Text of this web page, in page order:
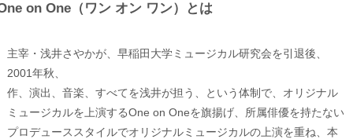
on One（ワン オン ワン）とは
主宰・浅井さやかが、早稲田大学ミュージカル研究会を引退後、
2001年秋、
作、演出、音楽、すべてを浅井が担う、という体制で、オリジナル
ミュージカルを上演するOne on Oneを旗揚げ、所属俳優を持たない
プロデューススタイルでオリジナルミュージカルの上演を重ね、本